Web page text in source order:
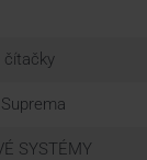
čítačky
SYSTÉMY